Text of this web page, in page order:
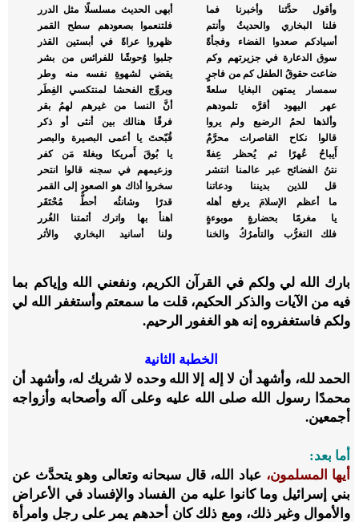
وأقول حدَّثنا وأخبرنا فما
أبهى الحديث مسلسلًا مثل الدرر
فلنا البخاري والحديثُ وأنتم
فلتنعموا بصعودهم سطح القمر
أسيادكم صعدوا الفضاء وفجأةً
ظهروا عراةً في أبستين القذر
سوق الدعارة في جزيرتهم وكم
جلبوا وُحوشًا للفرائس من بشر
ضاعت حقوقُ الطفل كم من فاجرٍ
يقضي لشهوةِ نفسه منه وطر
سمسار يمتهن البغايا سلعةً
ويروِّج الفحشا لمنتكسي الفِطَر
عهر اليهود أقرَّه تلمودهم
أنَّ النسا من غيرهم لهمُ بقر
وألذها لحمُ الرضيع ولم يروا
فرقًا هنالك بين أنثى أو ذكر
قالوا نكاح القاصرات محرَّمٌ
قُبّحتَ يا أعمى البصيرة والبصر
أَيباحُ عُهرًا ثم يُحظر عِفةً
يا بُوقَ أَمريكا وبغلةَ مَن كفر
نتنُ الفضائح عبر عالمنا انتشر
وزعيمهم في سجنه قالوا انتحر
قل للذين بديننا ودعاتنا
سخروا أذاك هو الصعود إلى القمر
ما أعظم الإسلامَ يرفع أهله
قدرًا وشانئُه أحطٌّ مُحْتَقَر
يا مغرمًا بحضارةٍ موبوءةٍ
اهنأ بها واترك أئمتنا الغُرر
فلك التغرُّب والتأمرُكُ والخنا
ولنا أسانيد البخاري والأثر
بارك الله لي ولكم في القرآن الكريم، ونفعني الله وإياكم بما
فيه من الآيات والذكر الحكيم، قلت ما سمعتم وأستغفر الله لي
ولكم فاستغفروه إنه هو الغفور الرحيم.
الخطبة الثانية
الحمد لله، وأشهد أن لا إله إلا الله وحده لا شريك له، وأشهد أن
محمدًا رسول الله صلى الله عليه وعلى آله وأصحابه وأزواجه
أجمعين.
أما بعد:
أيها المسلمون، عباد الله، قال سبحانه وتعالى وهو يتحدَّث عن
بني إسرائيل وما كانوا عليه من الفساد والإفساد في الأعراض
والأموال وغير ذلك، ومع ذلك كان أحدهم يمر على رجل وامرأة